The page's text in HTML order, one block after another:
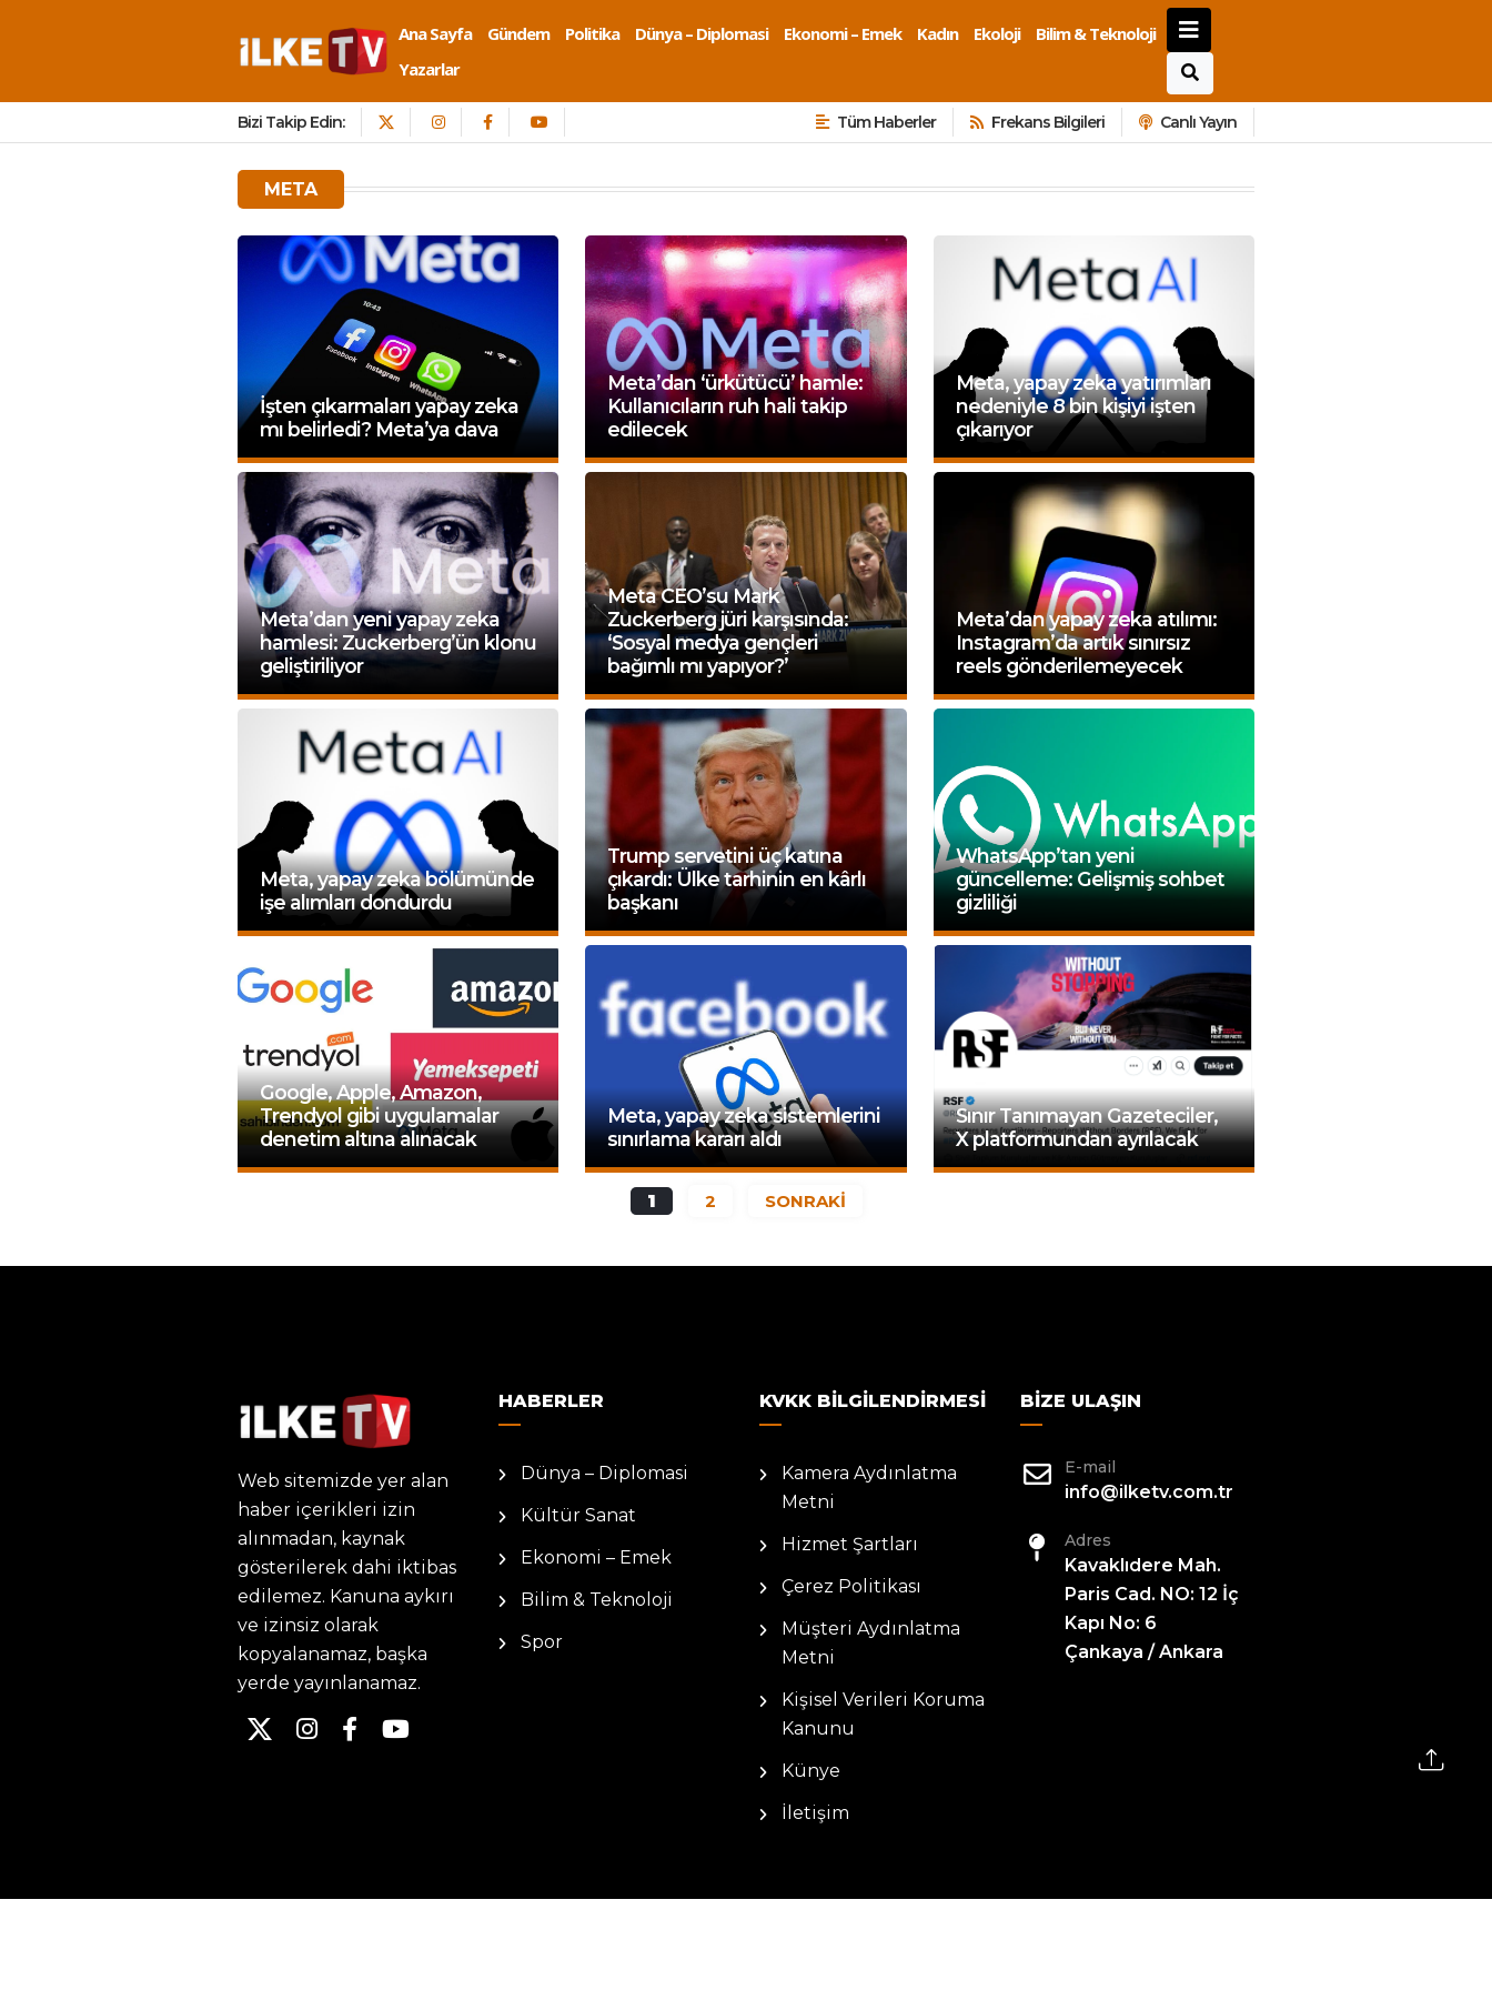
Ana Sayfa Gündem Politika Dünya – Diplomasi Ekonomi – Emek Kadın Ekoloji
Bilim & Teknoloji
Yazarlar
Bizi Takip Edin: Tüm Haberler Frekans Bilgileri Canlı Yayın
META
İşten çıkarmaları yapay zeka
mı belirledi? Meta’ya dava
Meta’dan ‘ürkütücü’ hamle:
Kullanıcıların ruh hali takip
edilecek
Meta, yapay zeka yatırımları
nedeniyle 8 bin kişiyi işten
çıkarıyor
Meta’dan yeni yapay zeka
hamlesi: Zuckerberg’ün klonu
geliştiriliyor
Meta CEO’su Mark
Zuckerberg jüri karşısında:
‘Sosyal medya gençleri
bağımlı mı yapıyor?’
Meta’dan yapay zeka atılımı:
Instagram’da artık sınırsız
reels gönderilemeyecek
Meta, yapay zeka bölümünde
işe alımları dondurdu
Trump servetini üç katına
çıkardı: Ülke tarhinin en kârlı
başkanı
WhatsApp’tan yeni
güncelleme: Gelişmiş sohbet
gizliliği
Google, Apple, Amazon,
Trendyol gibi uygulamalar
denetim altına alınacak
Meta, yapay zeka sistemlerini
sınırlama kararı aldı
Sınır Tanımayan Gazeteciler,
X platformundan ayrılacak
1 2 SONRAKİ
Web sitemizde yer alan
haber içerikleri izin
alınmadan, kaynak
gösterilerek dahi iktibas
edilemez. Kanuna aykırı
ve izinsiz olarak
kopyalanamaz, başka
yerde yayınlanamaz.
HABERLER
Dünya – Diplomasi
Kültür Sanat
Ekonomi – Emek
Bilim & Teknoloji
Spor
KVKK BILGILENDIRMESI
Kamera Aydınlatma
Metni
Hizmet Şartları
Çerez Politikası
Müşteri Aydınlatma
Metni
Kişisel Verileri Koruma
Kanunu
Künye
İletişim
BIZE ULAŞIN
E-mail
info@ilketv.com.tr
Adres
Kavaklıdere Mah.
Paris Cad. NO: 12 İç
Kapı No: 6
Çankaya / Ankara